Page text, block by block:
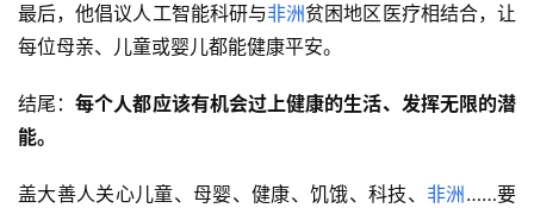
最后，他倡议人工智能科研与非洲贫困地区医疗相结合，让
每位母亲、儿童或婴儿都能健康平安。
结尾：每个人都应该有机会过上健康的生活、发挥无限的潜
能。
盖大善人关心儿童、母婴、健康、饥饿、科技、 非洲……要